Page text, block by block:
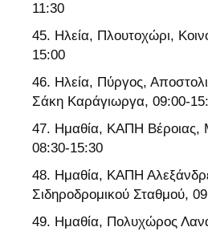
11:30
Ηλεία, Πλουτοχώρι,
15:00
Ηλεία, Πύργος,
Σάκη Καράγιωργα, 09:00-
Ημαθία, ΚΑΠΗ Βέροιας,
08:30-15:30
Ημαθία, ΚΑΠΗ
Σιδηροδρομικού Σταθμού,
Ημαθία, Πολυχώρος